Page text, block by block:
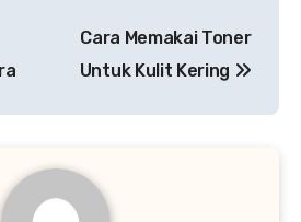
Cara Memakai Toner
Untuk Kulit Kering